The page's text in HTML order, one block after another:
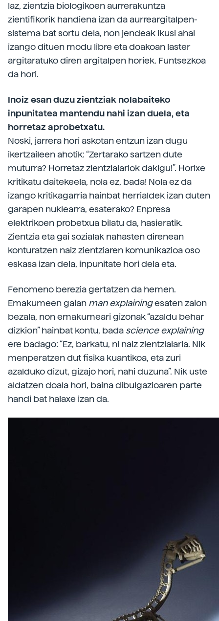
Iaz, zientzia biologikoen aurrerakuntza
zientifikorik handiena izan da aurreargitalpen-
sistema bat sortu dela, non jendeak ikusi ahal
izango dituen modu libre eta doakoan laster
argitaratuko diren argitalpen horiek. Funtsezkoa
da hori.
Inoiz esan duzu zientziak nolabaiteko
inpunitatea mantendu nahi izan duela, eta
horretaz aprobetxatu.
Noski, jarrera hori askotan entzun izan dugu
ikertzaileen ahotik: “Zertarako sartzen dute
muturra? Horretaz zientzialariok dakigu!”. Horixe
kritikatu daitekeela, nola ez, bada! Nola ez da
izango kritikagarria hainbat herrialdek izan duten
garapen nuklearra, esaterako? Enpresa
elektrikoen probetxua bilatu da, hasieratik.
Zientzia eta gai sozialak nahasten direnean
konturatzen naiz zientziaren komunikazioa oso
eskasa izan dela, inpunitate hori dela eta.
Fenomeno berezia gertatzen da hemen.
Emakumeen gaian man explainingesaten zaion
bezala, non emakumeari gizonak “azaldu behar
dizkion” hainbat kontu, bada science explaining
ere badago: “Ez, barkatu, ni naiz zientzialaria. Nik
menperatzen dut fisika kuantikoa, eta zuri
azalduko dizut, gizajo hori, nahi duzuna”. Nik uste
aldatzen doala hori, baina dibulgazioaren parte
handi bat halaxe izan da.